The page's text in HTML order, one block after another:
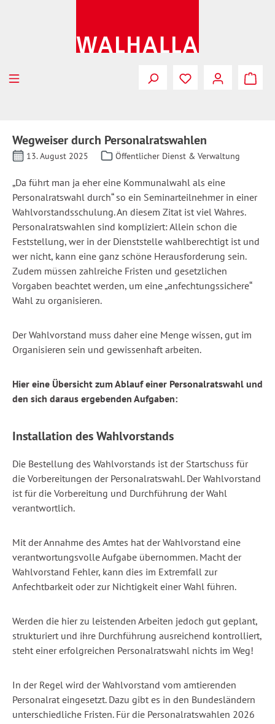
Wegweiser durch Personalratswahlen
13. August 2025 Öffentlicher Dienst & Verwaltung
„Da führt man ja eher eine Kommunalwahl als eine
Personalratswahl durch“ so ein Seminarteilnehmer in einer
Wahlvorstandsschulung. An diesem Zitat ist viel Wahres.
Personalratswahlen sind kompliziert: Allein schon die
Feststellung, wer in der Dienststelle wahlberechtigt ist und
wer nicht, kann eine ganz schöne Herausforderung sein.
Zudem müssen zahlreiche Fristen und gesetzlichen
Vorgaben beachtet werden, um eine „anfechtungssichere“
Wahl zu organisieren.
Der Wahlvorstand muss daher eine Menge wissen, gut im
Organisieren sein und gewissenhaft arbeiten.
Hier eine Übersicht zum Ablauf einer Personalratswahl und
den sich daraus ergebenden Aufgaben:
Installation des Wahlvorstands
Die Bestellung des Wahlvorstands ist der Startschuss für
die Vorbereitungen der Personalratswahl. Der Wahlvorstand
ist für die Vorbereitung und Durchführung der Wahl
verantwortlich.
Mit der Annahme des Amtes hat der Wahlvorstand eine
verantwortungsvolle Aufgabe übernommen. Macht der
Wahlvorstand Fehler, kann dies im Extremfall zur
Anfechtbarkeit oder zur Nichtigkeit einer Wahl führen.
Werden die hier zu leistenden Arbeiten jedoch gut geplant,
strukturiert und ihre Durchführung ausreichend kontrolliert,
steht einer erfolgreichen Personalratswahl nichts im Weg!
In der Regel wird der Wahlvorstand vom amtierenden
Personalrat eingesetzt. Dazu gibt es in den Bundesländern
unterschiedliche Fristen. Für die Personalratswahlen 2026